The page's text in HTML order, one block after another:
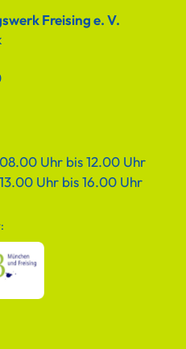
Freising e. V.
08.00 Uhr bis 12.00 Uhr
13.00 Uhr bis 16.00 Uhr